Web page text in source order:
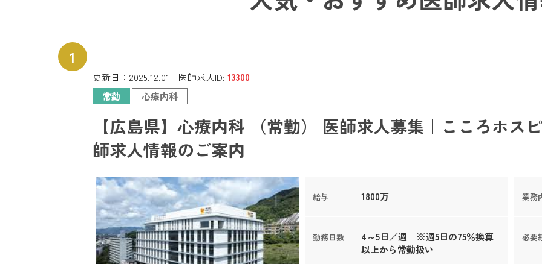
更新日： 2025.12.01 医師求人ID: 13300
常勤
心療内科
【広島県】心療内科 （常勤） 医師求人募集｜こころホス
師求人情報のご案内
給与 1800万
勤務日数
4～5日／週 ※週5日の75％換算
以上から常勤扱い
業務
必要